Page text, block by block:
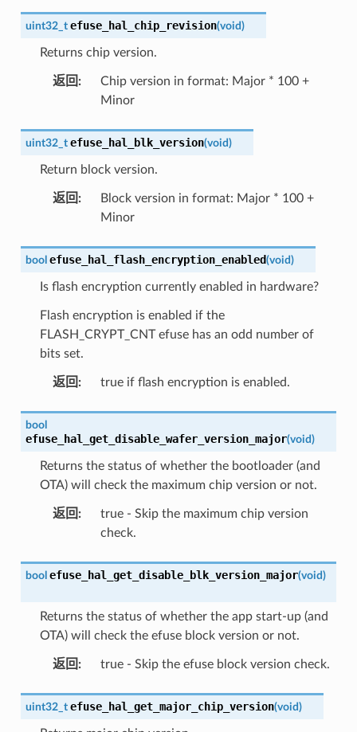
uint32_t efuse_hal_chip_revision(void)
Returns chip version.
返回 :
Chip version in format: Major * 100 +
Minor
uint32_t efuse_hal_blk_version(void)
Return block version.
返回 :
Block version in format: Major * 100 +
Minor
bool efuse_hal_flash_encryption_enabled(void)
Is flash encryption currently enabled in hardware?
Flash encryption is enabled if the
FLASH_CRYPT_CNT efuse has an odd number of
bits set.
返回 : true if flash encryption is enabled.
bool
efuse_hal_get_disable_wafer_version_major(void)
Returns the status of whether the bootloader (and
OTA) will check the maximum chip version or not.
返回 :
true - Skip the maximum chip version
check.
bool efuse_hal_get_disable_blk_version_major(void)
Returns the status of whether the app start-up (and
OTA) will check the efuse block version or not.
返回 : true - Skip the efuse block version check.
uint32_t efuse_hal_get_major_chip_version(void)